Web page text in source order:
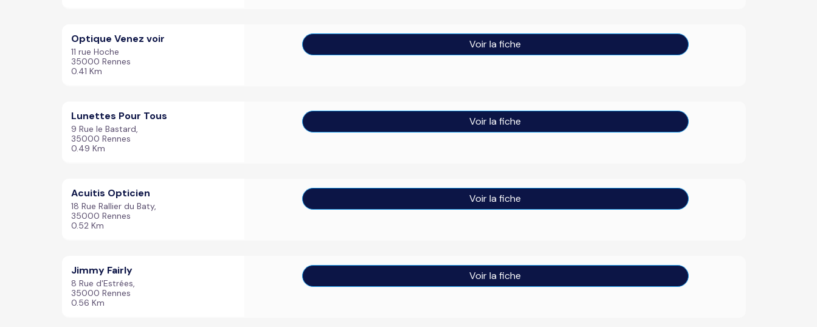
Optique Venez voir
11 rue Hoche
35000 Rennes
0.41 Km
Voir la fiche
Lunettes Pour Tous
9 Rue le Bastard,
35000 Rennes
0.49 Km
Voir la fiche
Acuitis Opticien
18 Rue Rallier du Baty,
35000 Rennes
0.52 Km
Voir la fiche
Jimmy Fairly
8 Rue d'Estrées,
35000 Rennes
0.56 Km
Voir la fiche